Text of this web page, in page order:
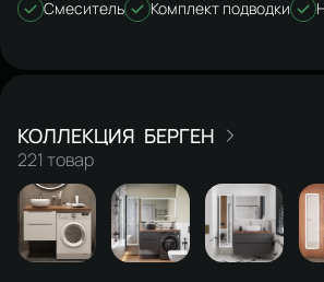
Смеситель Комплект подводки
БЕРГЕН
221 товар